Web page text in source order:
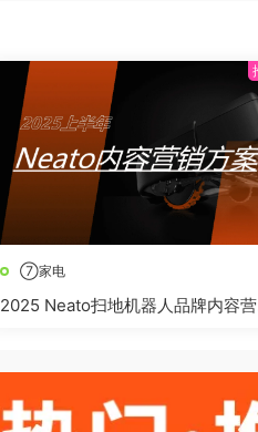
⑦家电
2025 Neato扫地机器人品牌内容营